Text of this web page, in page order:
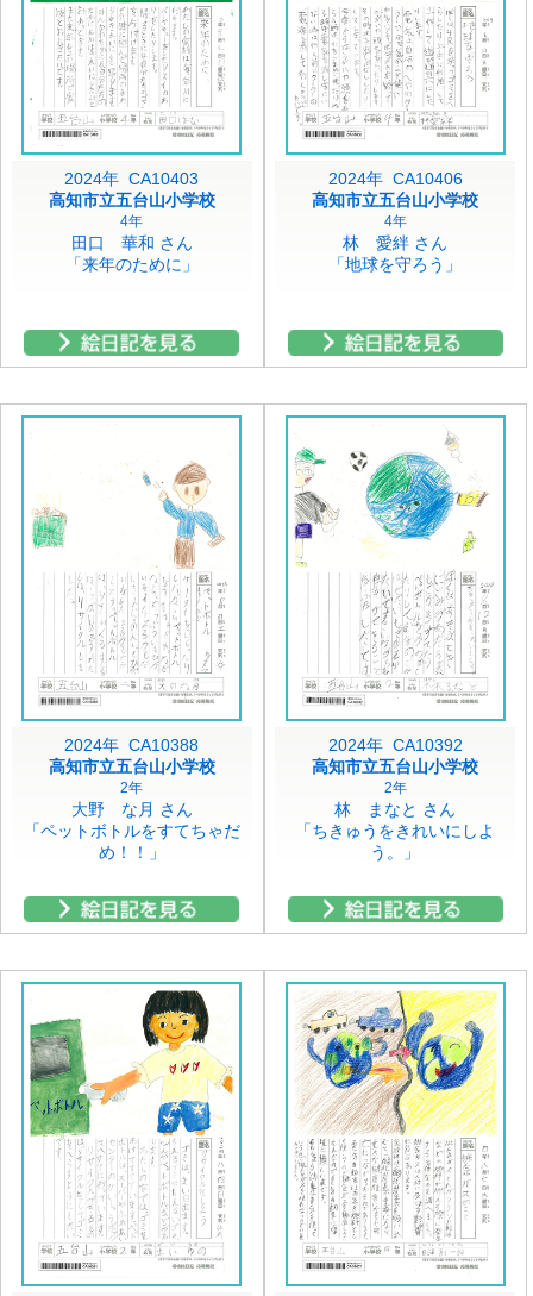
2024年 CA10403
高知市立五台山小学校
4年
田口 華和 さん
「来年のために」
2024年 CA10406
高知市立五台山小学校
4年
林 愛絆 さん
「地球を守ろう」
2024年 CA10388
高知市立五台山小学校
2年
大野 な月 さん
「ペットボトルをすてちゃだ
め！！」
2024年 CA10392
高知市立五台山小学校
2年
林 まなと さん
「ちきゅうをきれいにしよ
う。」